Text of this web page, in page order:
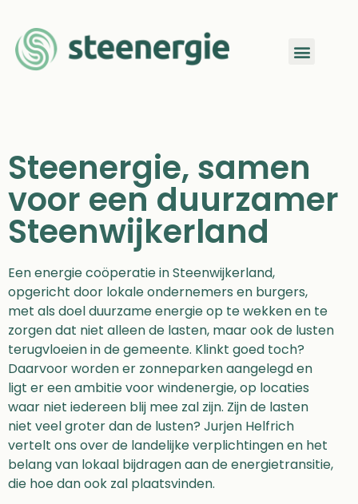
Steenergie, samen
voor een duurzamer
Steenwijkerland
Een energie coöperatie in Steenwijkerland,
opgericht door lokale ondernemers en burgers,
met als doel duurzame energie op te wekken en te
zorgen dat niet alleen de lasten, maar ook de lusten
terugvloeien in de gemeente. Klinkt goed toch?
Daarvoor worden er zonneparken aangelegd en
ligt er een ambitie voor windenergie, op locaties
waar niet iedereen blij mee zal zijn. Zijn de lasten
niet veel groter dan de lusten? Jurjen Helfrich
vertelt ons over de landelijke verplichtingen en het
belang van lokaal bijdragen aan de energietransitie,
die hoe dan ook zal plaatsvinden.